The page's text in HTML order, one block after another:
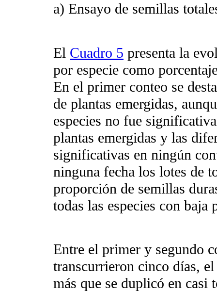
a) Ensayo de semillas
El Cuadro 5 presenta la
por especie como
En el primer conteo se
de plantas emergidas,
especies no fue
plantas emergidas y las
significativas en ningún
ninguna fecha los lotes de
proporción de semillas
todas las especies con
Entre el primer y segundo
transcurrieron cinco días,
más que se duplicó en casi